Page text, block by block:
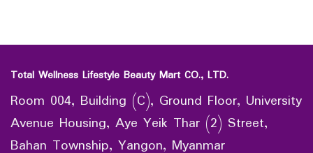
Total Wellness Lifestyle Beauty Mart CO., LTD.
Room 004, Building (C), Ground Floor, University
Avenue Housing, Aye Yeik Thar (2) Street,
Bahan Township, Yangon, Myanmar